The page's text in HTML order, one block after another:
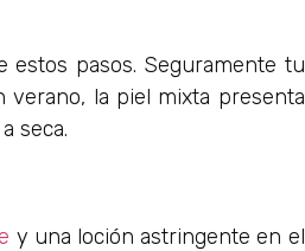
estos pasos. Seguramente tu
la piel mixta presenta
seca.
y una loción astringente en el